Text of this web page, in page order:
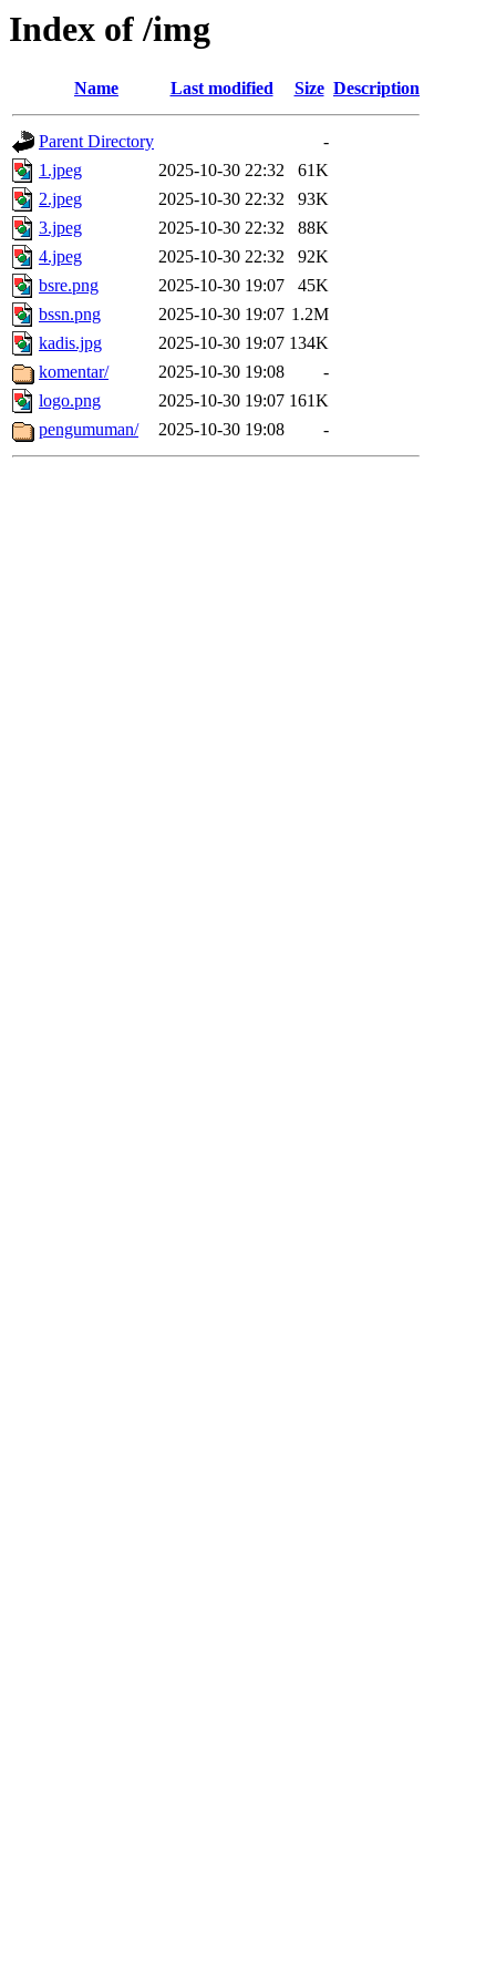
Index of /img
Name Last modified Size Description
Parent Directory
-
1.jpeg
2025-10-30 22:32
61K
2.jpeg
2025-10-30 22:32
93K
3.jpeg
2025-10-30 22:32
88K
4.jpeg
2025-10-30 22:32
92K
bsre.png
2025-10-30 19:07
45K
bssn.png
2025-10-30 19:07 1.2M
kadis.jpg
2025-10-30 19:07 134K
komentar/
2025-10-30 19:08
-
logo.png
2025-10-30 19:07 161K
pengumuman/
2025-10-30 19:08 -